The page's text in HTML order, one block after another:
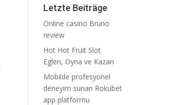
Letzte Beiträge
Online casino Bruno
review
Hot Hot Fruit Slot
Eglen, Oyna ve Kazan
Mobilde profesyonel
deneyim sunan Rokubet
app platformu